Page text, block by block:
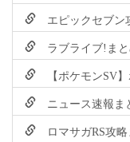
エピックセブン
ラブライブ!ま
【ポケモンSV】
ニュース速報ま
ロマサガRS攻略